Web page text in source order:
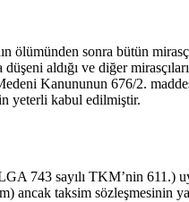
ölümünden sonra bütün
aldığı ve diğer
Kanununun 676/2.
yeterli kabul edilmiştir.
743 sayılı TKM’nin 611.)
ancak taksim sözleşmesinin